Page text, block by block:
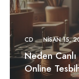
CD NISAN 15,
Neden
Online